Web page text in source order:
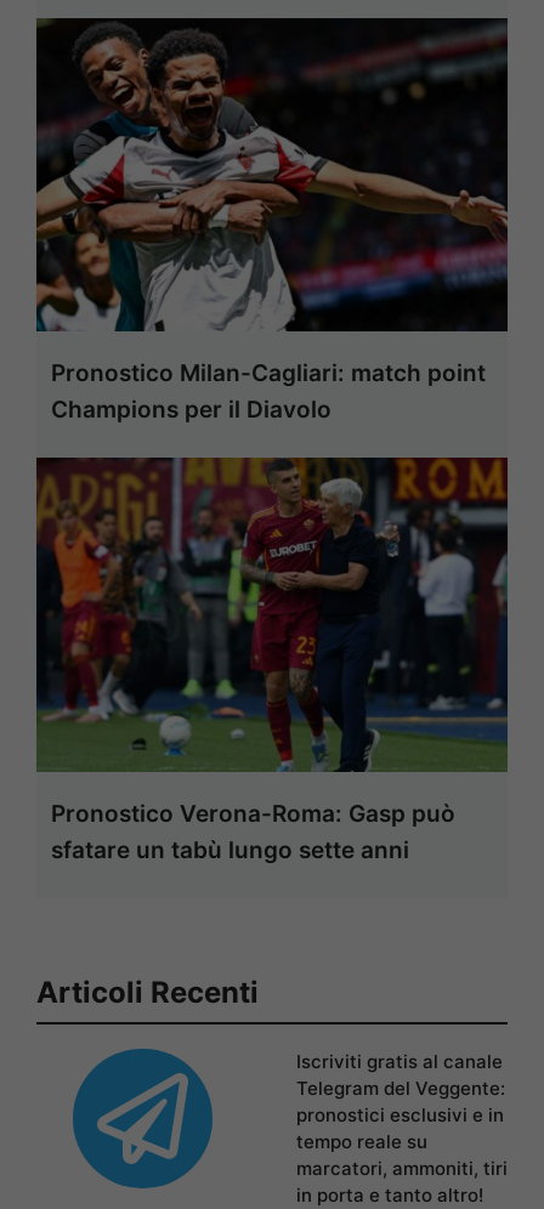
Pronostico Milan-Cagliari: match point
Champions per il Diavolo
Pronostico Verona-Roma: Gasp può
sfatare un tabù lungo sette anni
Articoli Recenti
Iscriviti gratis al canale
Telegram del Veggente:
pronostici esclusivi e in
tempo reale su
marcatori, ammoniti, tiri
in porta e tanto altro!